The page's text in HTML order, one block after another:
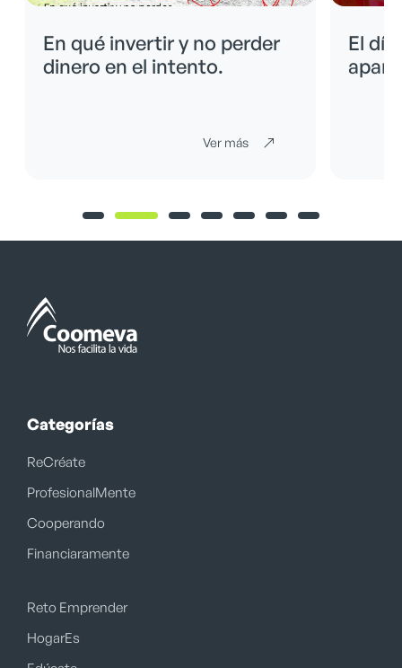
En qué invertir y no perder
dinero en el intento.
Ver más
El
Categorías
ReCréate
ProfesionalMente
Cooperando
Financiaramente
Reto Emprender
HogarEs